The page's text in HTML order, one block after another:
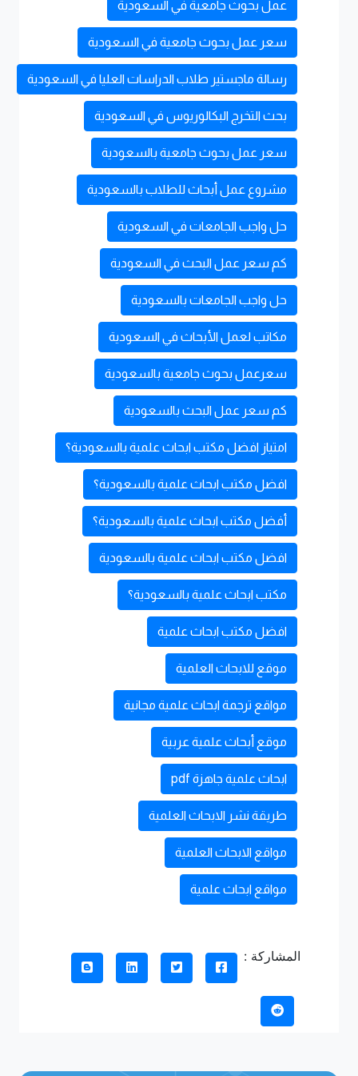
عمل بحوث جامعية في السعودية
سعر عمل بحوث جامعية في السعودية
رسالة ماجستير طلاب الدراسات العليا في السعودية
بحث التخرج البكالوريوس في السعودية
سعر عمل بحوث جامعية بالسعودية
مشروع عمل أبحاث للطلاب بالسعودية
حل واجب الجامعات في السعودية
كم سعر عمل البحث في السعودية
حل واجب الجامعات بالسعودية
مكاتب لعمل الأبحاث في السعودية
سعرعمل بحوث جامعية بالسعودية
كم سعر عمل البحث بالسعودية
امتياز افضل مكتب ابحاث علمية بالسعودية؟
افضل مكتب ابحاث علمية بالسعودية؟
أفضل مكتب ابحاث علمية بالسعودية؟
افضل مكتب ابحاث علمية بالسعودية
مكتب ابحاث علمية بالسعودية؟
افضل مكتب ابحاث علمية
موقع للابحاث العلمية
مواقع ترجمة ابحاث علمية مجانية
موقع أبحاث علمية عربية
ابحاث علمية جاهزة pdf
طريقة نشر الابحاث العلمية
مواقع الابحاث العلمية
مواقع ابحاث علمية
المشاركة :